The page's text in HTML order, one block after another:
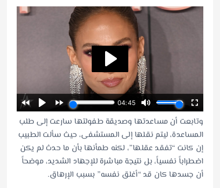
وتابعت أن مساعدتها وصديقة طفولتها سارعت إلى طلب
المساعدة، ليتم نقلها إلى المستشفى، حيث سألت الطبيب
إن كانت “تفقد عقلها”، لكنه طمأنها بأن ما حدث لم يكن
اضطراباً نفسياً، بل نتيجة مباشرة للإجهاد الشديد، موضحاً
أن جسدها كان قد “أغلق نفسه” بسبب الإرهاق.